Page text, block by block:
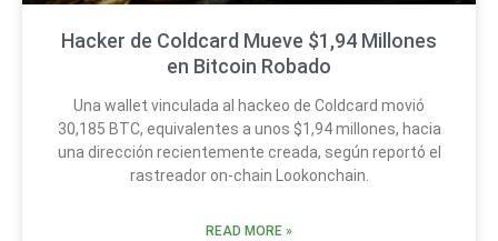
Hacker de Coldcard Mueve $1,94 Millones
en Bitcoin Robado
Una wallet vinculada al hackeo de Coldcard movió
30,185 BTC, equivalentes a unos $1,94 millones, hacia
una dirección recientemente creada, según reportó el
rastreador on-chain Lookonchain.
READ MORE »